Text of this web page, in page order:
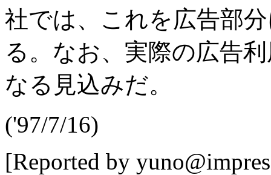
社では、これを広告部
る。なお、実際の広告
なる見込みだ。
('97/7/16)
[Reported by